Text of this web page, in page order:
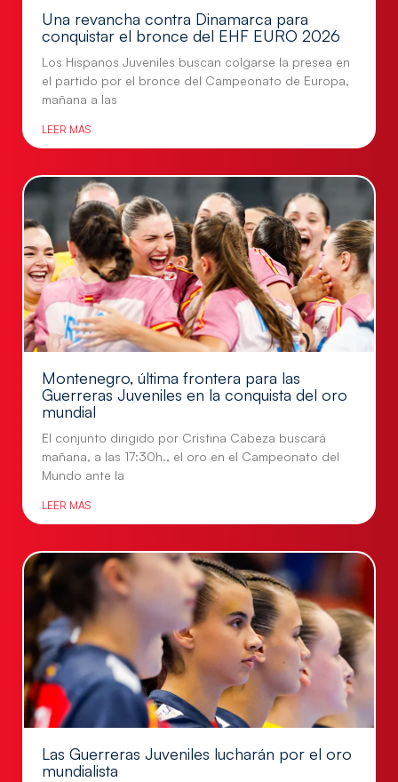
Una revancha contra Dinamarca para
conquistar el bronce del EHF EURO 2026
Los Hispanos Juveniles buscan colgarse la presea en
el partido por el bronce del Campeonato de Europa,
mañana a las
LEER MÁS
Montenegro, última frontera para las
Guerreras Juveniles en la conquista del oro
mundial
El conjunto dirigido por Cristina Cabeza buscará
mañana, a las 17:30h., el oro en el Campeonato del
Mundo ante la
LEER MÁS
Las Guerreras Juveniles lucharán por el oro
mundialista